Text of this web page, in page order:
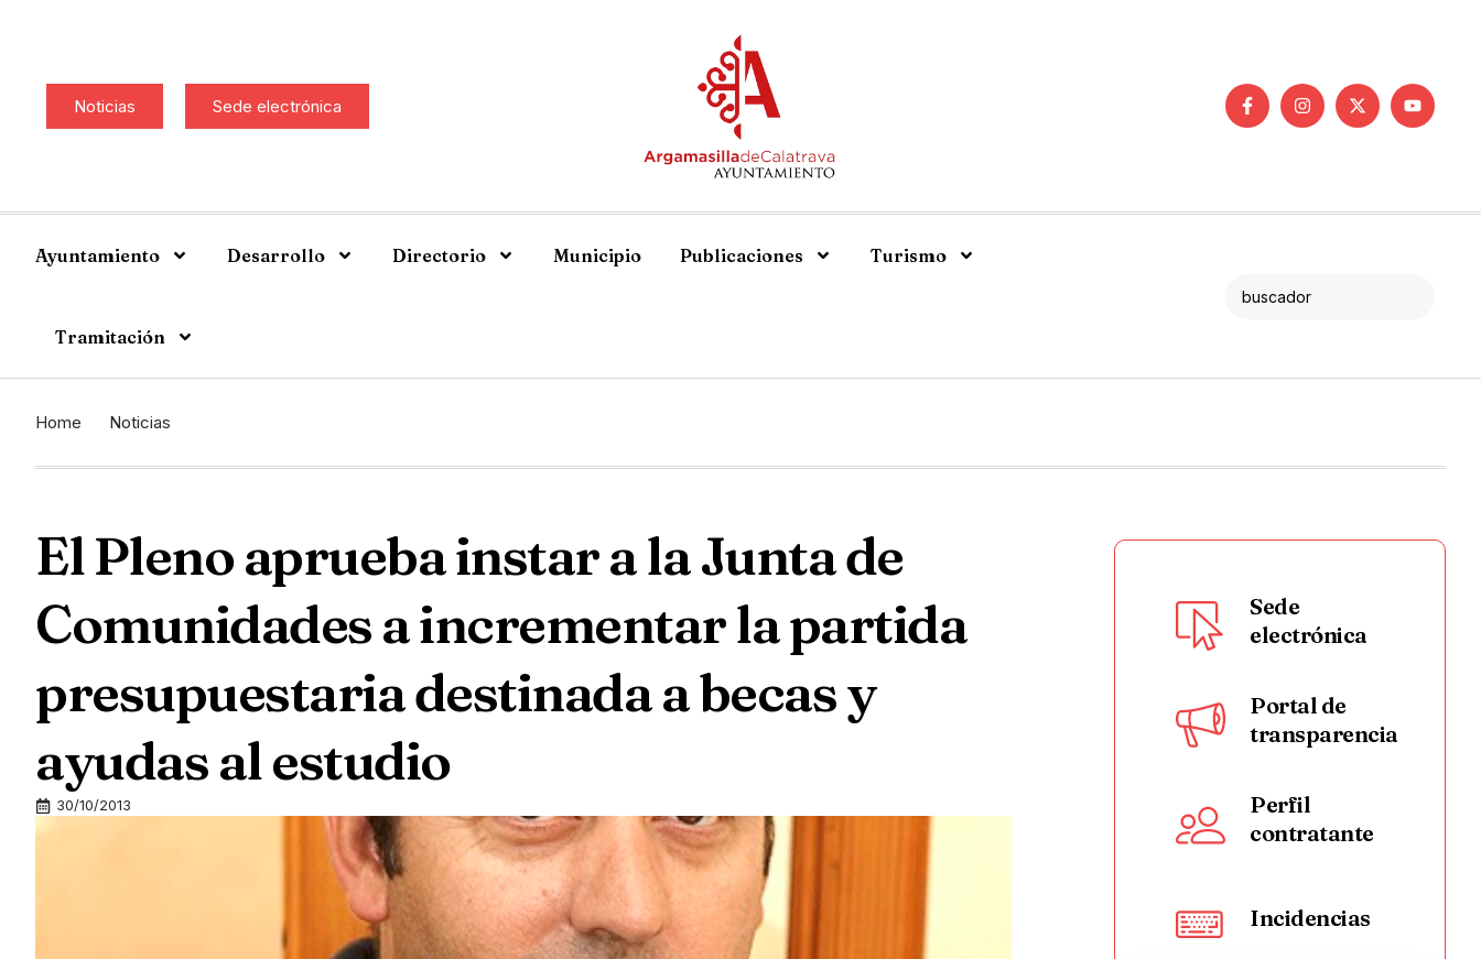
Noticias Sede electrónica
Ayuntamiento Desarrollo Directorio Municipio Publicaciones Turismo
Tramitación
Home Noticias
El Pleno aprueba instar a la Junta de
Comunidades a incrementar la partida
presupuestaria destinada a becas y
ayudas al estudio
30/10/2013
Sede
electrónica
Portal de
transparencia
Perfil
contratante
Incidencias